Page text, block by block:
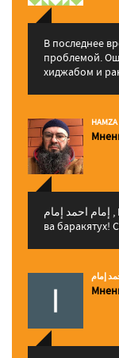
В последнее
проблемой.
хиджабом и
إمام احمد إمام , Ва алейкум ассалам ва рахматуЛлахи
ва баракятух!
إمام